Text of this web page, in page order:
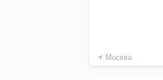
Москва